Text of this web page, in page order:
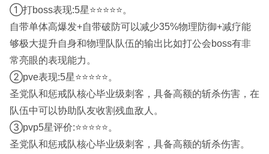
①打boss表现:5星⭐⭐⭐⭐⭐。
自带单体高爆发+自带破防可以减少35%物理防御+减疗能
够极大提升自身和物理队队伍的输出比如打公会boss有非
常亮眼的表现能力。
②pve表现:5星⭐⭐⭐⭐⭐。
圣党队和惩戒队核心毕业级刺客，具备高额的斩杀伤害，在
队伍中可以协助队友收割残血敌人。
③pvp5星评价:⭐⭐⭐⭐⭐。
圣党队和惩戒队核心毕业级刺客，具备高额的斩杀伤害。